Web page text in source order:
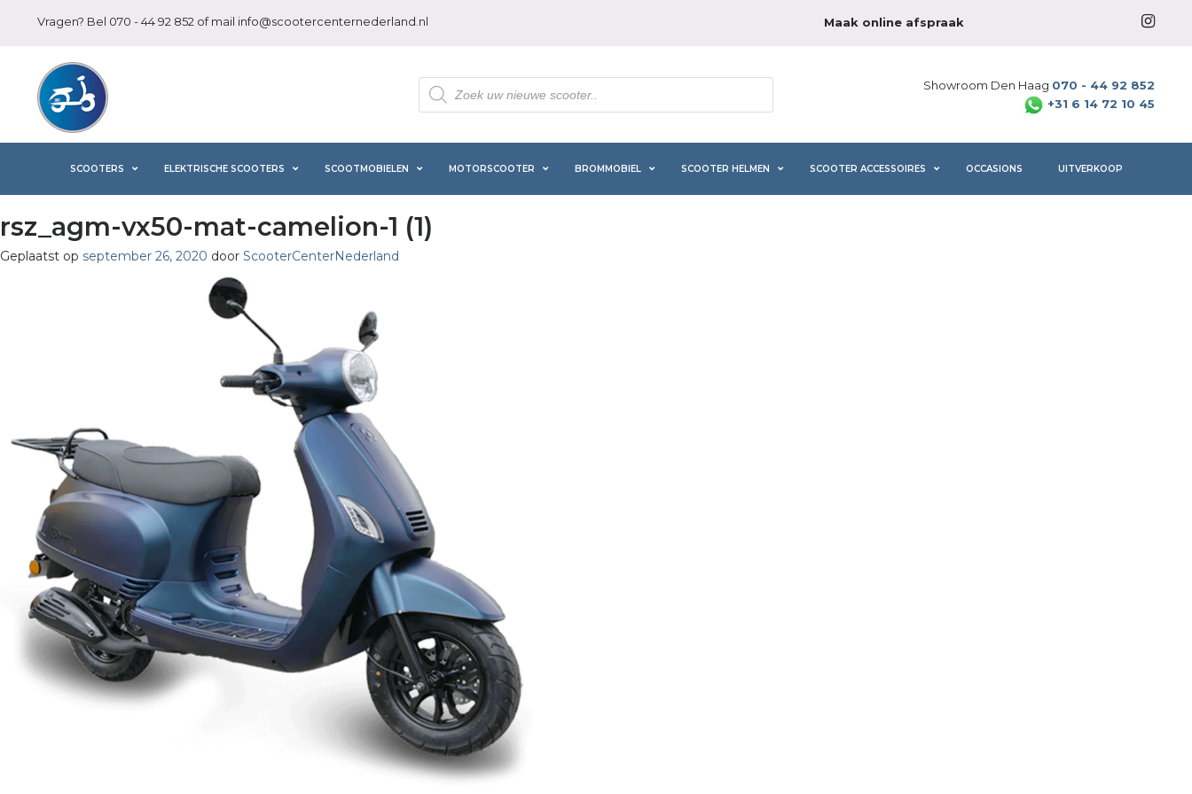
Vragen? Bel 070 - 44 92 852 of mail info@scootercenternederland.nl Maak online afspraak
Producten
zoeken
Showroom Den Haag 070 - 44 92 852
+31 6 14 72 10 45
SCOOTERS ELEKTRISCHE SCOOTERS SCOOTMOBIELEN MOTORSCOOTER BROMMOBIEL SCOOTER HELMEN SCOOTER ACCESSOIRES OCCASIONS UITVERKOOP
rsz_agm-vx50-mat-camelion-1 (1)
Geplaatst op september 26, 2020 door ScooterCenterNederland